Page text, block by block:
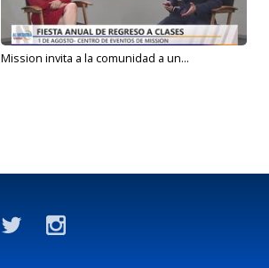
Mission invita a la comunidad a un...